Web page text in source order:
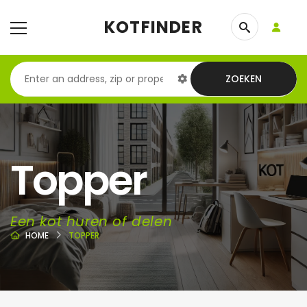
KOTFINDER
ZOEKEN
Topper
Een kot huren of delen
HOME TOPPER